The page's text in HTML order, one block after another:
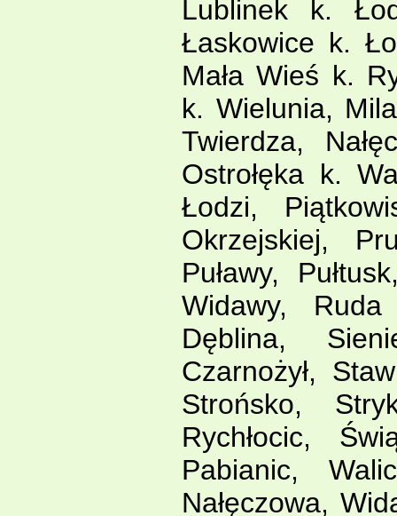
Lublinek k.
Łaskowice k.
Mała Wieś k.
k. Wielunia,
Twierdza,
Ostrołęka k.
Łodzi,
Okrzejskiej,
Puławy,
Widawy,
Dęblina,
Czarnożył,
Strońsko,
Rychłocic,
Pabianic,
Nałęczowa,